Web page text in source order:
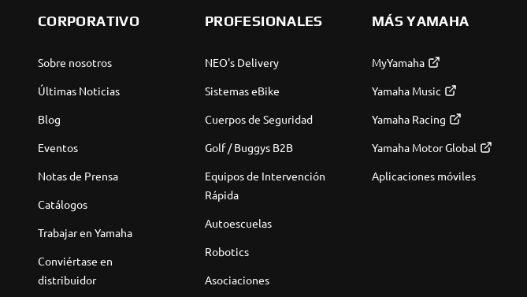
CORPORATIVO
Sobre nosotros
Últimas Noticias
Blog
Eventos
Notas de Prensa
Catálogos
Trabajar en Yamaha
Conviértase en
distribuidor
PROFESIONALES
NEO's Delivery
Sistemas eBike
Cuerpos de Seguridad
Golf / Buggys B2B
Equipos de Intervención
Rápida
Autoescuelas
Robotics
Asociaciones
MÁS YAMAHA
MyYamaha
Yamaha Music
Yamaha Racing
Yamaha Motor Global
Aplicaciones móviles